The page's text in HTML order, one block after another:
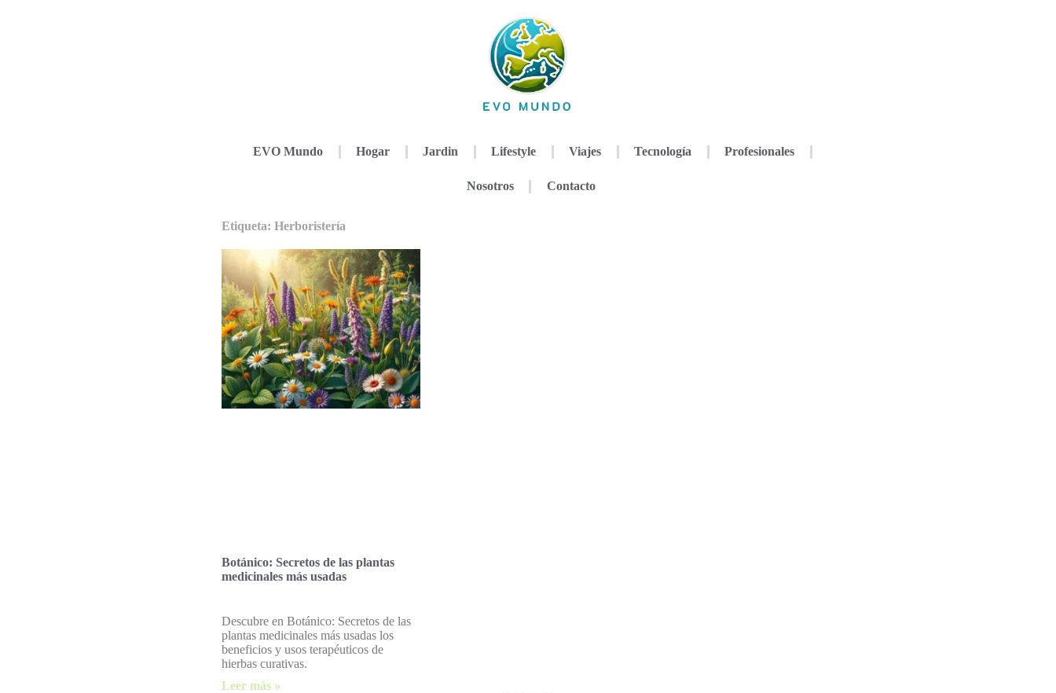
EVO Mundo Hogar Jardin Lifestyle Viajes Tecnología Profesionales
Nosotros Contacto
Etiqueta: Herboristería
Botánico: Secretos de las plantas
medicinales más usadas
Descubre en Botánico: Secretos de las
plantas medicinales más usadas los
beneficios y usos terapéuticos de
hierbas curativas.
Leer más »